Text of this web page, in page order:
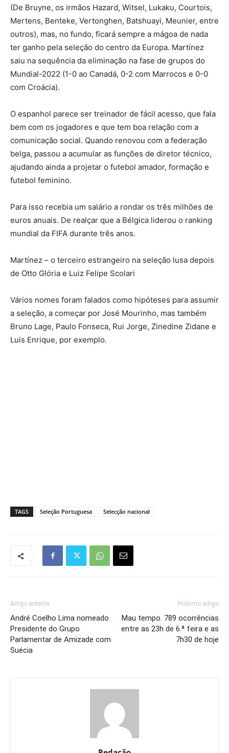
(De Bruyne, os irmãos Hazard, Witsel, Lukaku, Courtois,
Mertens, Benteke, Vertonghen, Batshuayi, Meunier, entre
outros), mas, no fundo, ficará sempre a mágoa de nada
ter ganho pela seleção do centro da Europa. Martínez
saiu na sequência da eliminação na fase de grupos do
Mundial-2022 (1-0 ao Canadá, 0-2 com Marrocos e 0-0
com Croácia).
O espanhol parece ser treinador de fácil acesso, que fala
bem com os jogadores e que tem boa relação com a
comunicação social. Quando renovou com a federação
belga, passou a acumular as funções de diretor técnico,
ajudando ainda a projetar o futebol amador, formação e
futebol feminino.
Para isso recebia um salário a rondar os três milhões de
euros anuais. De realçar que a Bélgica liderou o ranking
mundial da FIFA durante três anos.
Martínez – o terceiro estrangeiro na seleção lusa depois
de Otto Glória e Luiz Felipe Scolari
Vários nomes foram falados como hipóteses para assumir
a seleção, a começar por José Mourinho, mas também
Bruno Lage, Paulo Fonseca, Rui Jorge, Zinedine Zidane e
Luis Enrique, por exemplo.
TAGS Seleção Portuguesa Selecção nacional
Artigo anterior
André Coelho Lima nomeado
Presidente do Grupo
Parlamentar de Amizade com
Suécia
Próximo artigo
Mau tempo. 789 ocorrências
entre as 23h de 6.ª feira e as
7h30 de hoje